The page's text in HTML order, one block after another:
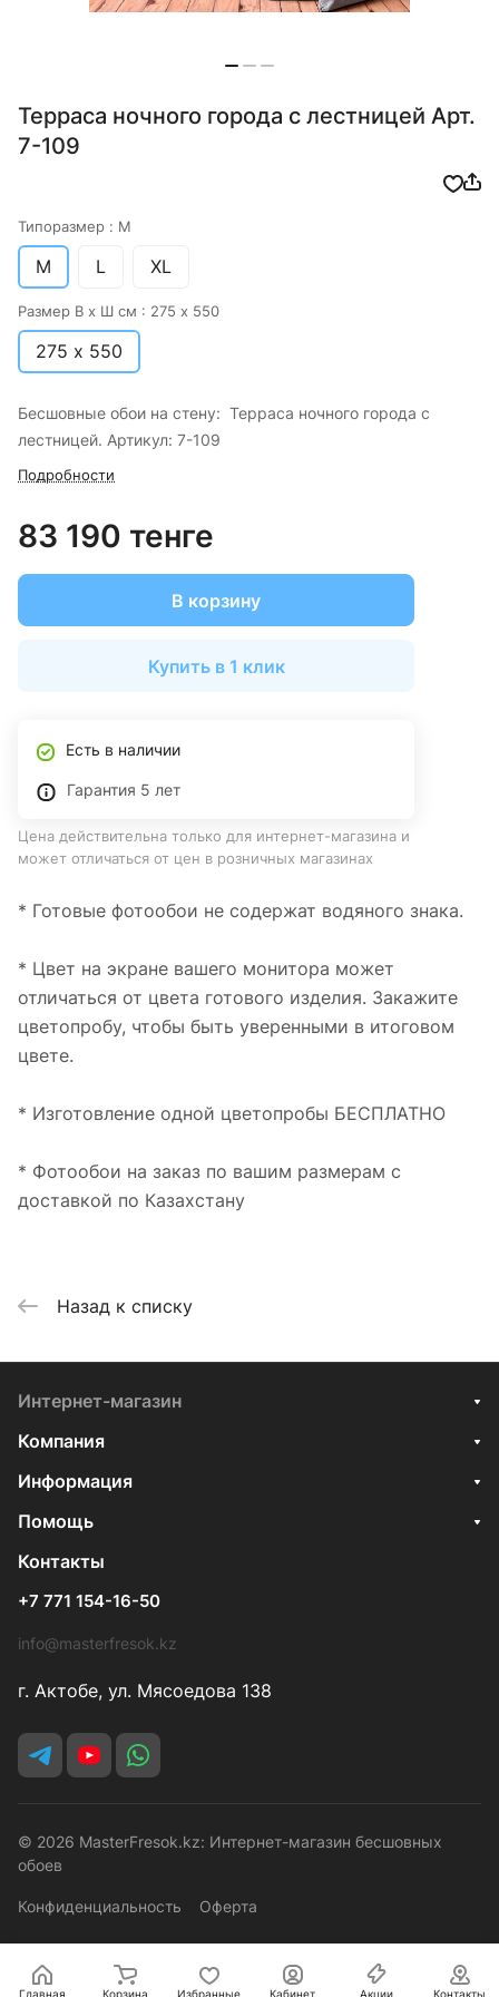
Терраса ночного города с лестницей Арт.
7-109
Типоразмер : M
M L XL
Размер В х Ш см : 275 х 550
275 х 550
Бесшовные обои на стену: Терраса ночного города с
лестницей. Артикул: 7-109
Подробности
83 190 тенге
В корзину
Купить в 1 клик
Есть в наличии
Гарантия 5 лет
Цена действительна только для интернет-магазина и
может отличаться от цен в розничных магазинах
* Готовые фотообои не содержат водяного знака.
* Цвет на экране вашего монитора может
отличаться от цвета готового изделия. Закажите
цветопробу, чтобы быть уверенными в итоговом
цвете.
* Изготовление одной цветопробы БЕСПЛАТНО
* Фотообои на заказ по вашим размерам с
доставкой по Казахстану
Назад к списку
Интернет-магазин
Компания
Информация
Помощь
Контакты
+7 771 154-16-50
info@masterfresok.kz
г. Актобе, ул. Мясоедова 138
© 2026 MasterFresok.kz: Интернет-магазин бесшовных
обоев
Конфиденциальность Оферта
Главная Корзина Избранные Кабинет Акции Контакты